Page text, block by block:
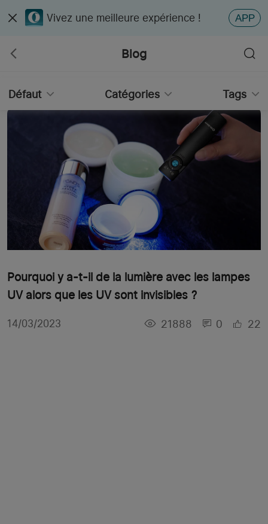
Vivez une meilleure expérience ! APP
Blog
Défaut Catégories Tags
Pourquoi y a-t-il de la lumière avec les lampes
UV alors que les UV sont invisibles ?
14/03/2023 21888 0 22